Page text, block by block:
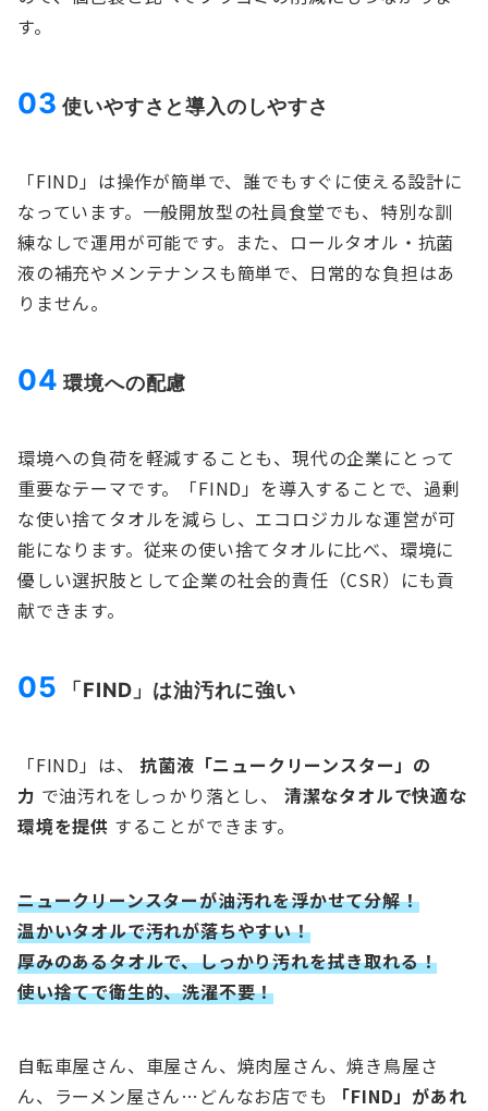
す。
03 使いやすさと導入のしやすさ
「FIND」は操作が簡単で、誰でもすぐに使える設計に
なっています。一般開放型の社員食堂でも、特別な訓
練なしで運用が可能です。また、ロールタオル・抗菌
液の補充やメンテナンスも簡単で、日常的な負担はあ
りません。
04 環境への配慮
環境への負荷を軽減することも、現代の企業にとって
重要なテーマです。「FIND」を導入することで、過剰
な使い捨てタオルを減らし、エコロジカルな運営が可
能になります。従来の使い捨てタオルに比べ、環境に
優しい選択肢として企業の社会的責任（CSR）にも貢
献できます。
05 「FIND」は油汚れに強い
「FIND」は、抗菌液「ニュークリーンスター」の
力 で油汚れをしっかり落とし、 清潔なタオルで快適な
環境を提供 することができます。
ニュークリーンスターが油汚れを浮かせて分解！
温かいタオルで汚れが落ちやすい！
厚みのあるタオルで、しっかり汚れを拭き取れる！
使い捨てで衛生的、洗濯不要！
自転車屋さん、車屋さん、焼肉屋さん、焼き鳥屋さ
ん、ラーメン屋さん…どんなお店でも
「FIND」があれ